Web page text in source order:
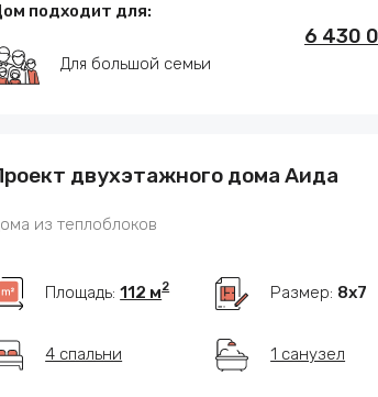
подходит для:
Для большой семьи
6 430
двухэтажного дома Аида
из теплоблоков
Площадь:112 м2 Размер: 8х7
4 спальни 1 санузел